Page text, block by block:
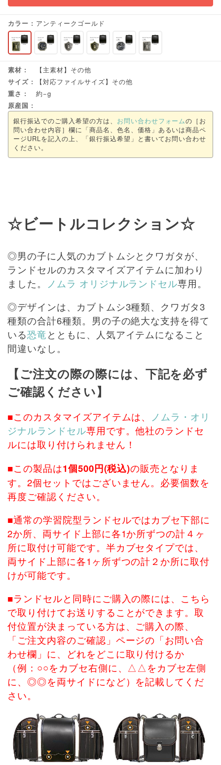
カラー アンティークゴールド
素材
【主素材】その他
サイズ
【対応ファイルサイズ】その他
重さ
約−g
原産国
銀行振込でのご購入希望の方は、 お問い合わせフォームの［お
問い合わせ内容］欄に「商品名、色名、価格」あるいは商品ペ
ージURLを記入の上、「銀行振込希望」と書いてお問い合わせ
ください。
☆ビートルコレクション☆
◎男の子に人気のカブトムシとクワガタが、
ランドセルのカスタマイズアイテムに加わり
ました。
ノムラ オリジナルランドセル専用。
◎デザインは、カブトムシ3種類、クワガタ3
種類の合計6種類。男の子の絶大な支持を得て
いる恐竜とともに、人気アイテムになること
間違いなし。
【ご注文の際の際には、下記を必ず
ご確認ください】
■このカスタマイズアイテムは、
ノムラ・オリ
ジナルランドセル専用です。他社のランドセ
ルには取り付けられません！
■この製品は1個500円(税込)の販売となりま
す。2個セットではございません。必要個数を
再度ご確認ください。
■通常の学習院型ランドセルではカブセ下部に
2か所、両サイド上部に各1か所ずつの計４ヶ
所に取付け可能です。半カブセタイプでは、
両サイド上部に各1ヶ所ずつの計２か所に取付
けが可能です。
■ランドセルと同時にご購入の際には、こちら
で取り付けてお送りすることができます。取
付位置が決まっている方は、ご購入の際、
「ご注文内容のご確認」ページの「お問い合
わせ欄」に、どれをどこに取り付けるか
（例：○○をカブセ右側に、△△をカブセ左側
に、◎◎を両サイドになど）を記載してくだ
さい。